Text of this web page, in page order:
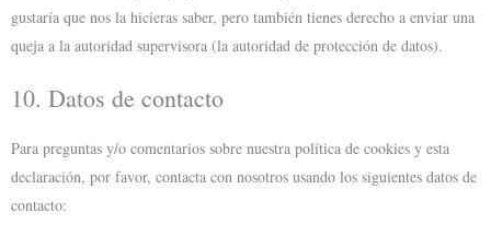
gustaría que nos la hicieras saber, pero también tienes derecho a enviar una
queja a la autoridad supervisora (la autoridad de protección de datos).
10. Datos de contacto
Para preguntas y/o comentarios sobre nuestra política de cookies y esta
declaración, por favor, contacta con nosotros usando los siguientes datos de
contacto: